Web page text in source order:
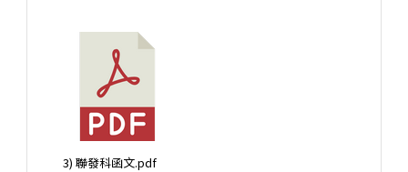
3) 聯發科函文.pdf